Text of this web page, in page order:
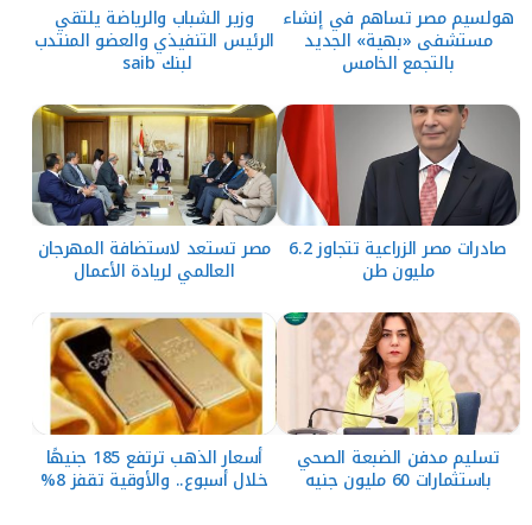
هولسيم مصر تساهم في إنشاء
مستشفى «بهية» الجديد
بالتجمع الخامس
وزير الشباب والرياضة يلتقي
الرئيس التنفيذي والعضو المنتدب
لبنك saib
صادرات مصر الزراعية تتجاوز 6.2
مليون طن
مصر تستعد لاستضافة المهرجان
العالمي لريادة الأعمال
تسليم مدفن الضبعة الصحي
باستثمارات 60 مليون جنيه
أسعار الذهب ترتفع 185 جنيهًا
خلال أسبوع.. والأوقية تقفز 8%